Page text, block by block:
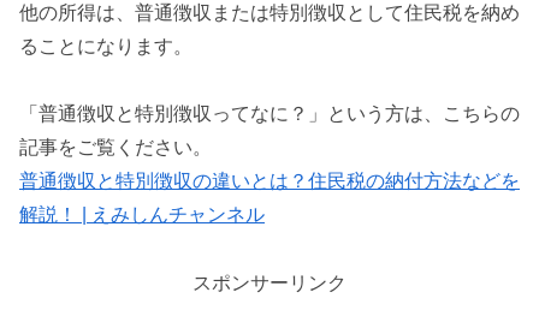
他の所得は、普通徴収または特別徴収として住民税を納め
ることになります。
「普通徴収と特別徴収ってなに？」という方は、こちらの
記事をご覧ください。
普通徴収と特別徴収の違いとは？住民税の納付方法などを
解説！ | えみしんチャンネル
スポンサーリンク